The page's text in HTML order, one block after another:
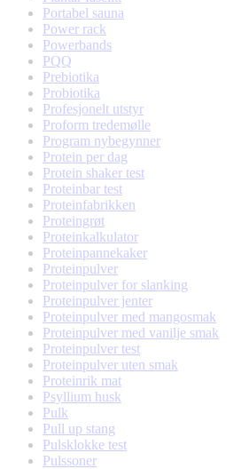
Portabel sauna
Power rack
Powerbands
PQQ
Prebiotika
Probiotika
Profesjonelt utstyr
Proform tredemølle
Program nybegynner
Protein per dag
Protein shaker test
Proteinbar test
Proteinfabrikken
Proteingrøt
Proteinkalkulator
Proteinpannekaker
Proteinpulver
Proteinpulver for slanking
Proteinpulver jenter
Proteinpulver med mangosmak
Proteinpulver med vanilje smak
Proteinpulver test
Proteinpulver uten smak
Proteinrik mat
Psyllium husk
Pulk
Pull up stang
Pulsklokke test
Pulssoner